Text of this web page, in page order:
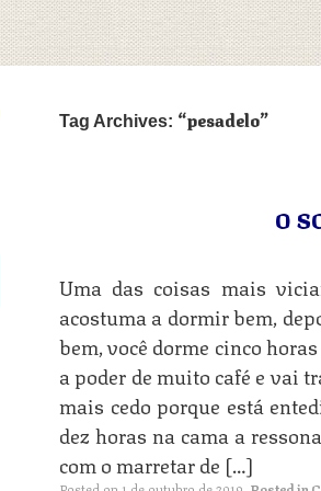
Tag Archives: pesadelo
O
Uma das coisas mais
acostuma a dormir bem,
bem, você dorme cinco
a poder de muito café e vai
mais cedo porque está
dez horas na cama a
com o marretar de […]